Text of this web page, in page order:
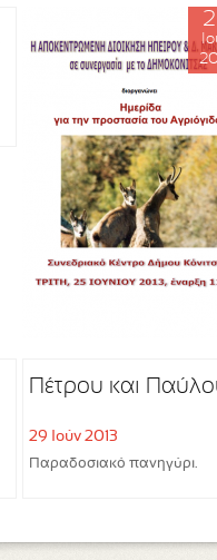
Πέτρου και
29 Ιούν 2013
Παραδοσιακό πανηγύρι.